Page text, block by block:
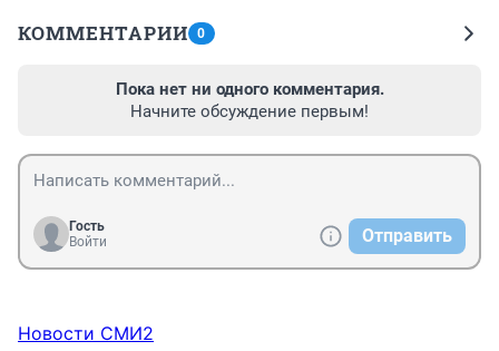
КОММЕНТАРИИ 0
Пока нет ни одного комментария.
Начните обсуждение первым!
Гость
Войти
Отправить
Новости СМИ2